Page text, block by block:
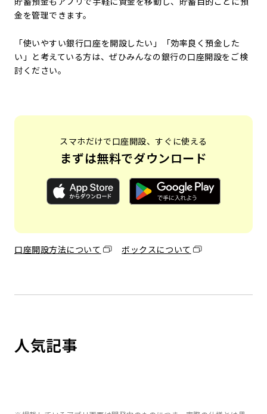
金を管理できます。
「使いやすい銀行口座を開設したい」「効率良く預金した
い」と考えている方は、ぜひみんなの銀行の口座開設をご検
討ください。
スマホだけで口座開設、すぐに使える
まずは無料でダウンロード
口座開設方法について ボックスについて
人気記事